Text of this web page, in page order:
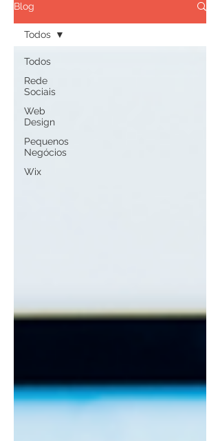
Blog
Todos
Rede
Sociais
Web
Design
Pequenos
Negócios
Wix
Todos